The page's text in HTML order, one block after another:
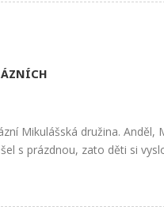
Mikulášská družina.
s prázdnou, zato děti si